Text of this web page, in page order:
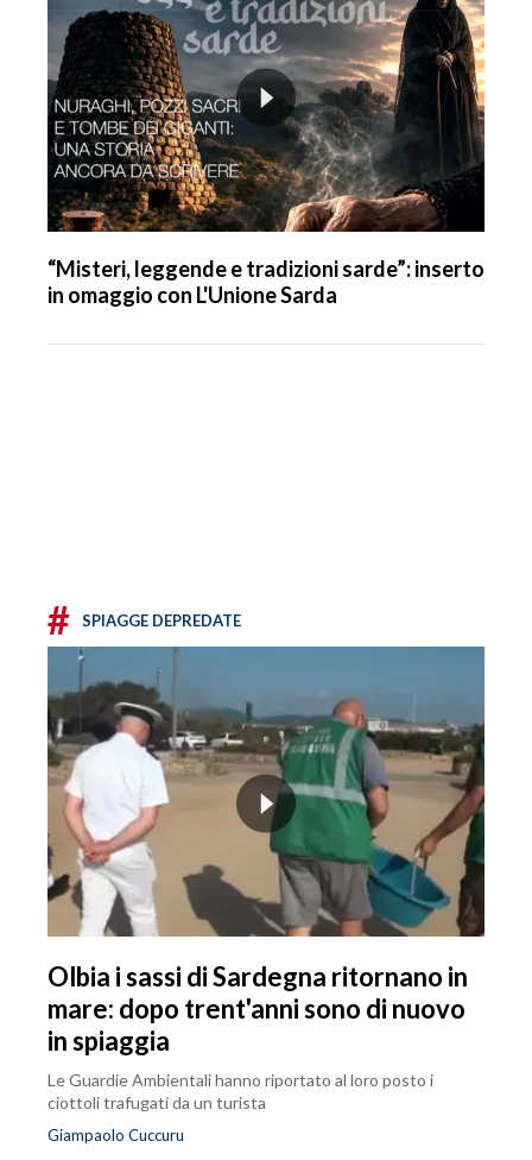
“Misteri, leggende e tradizioni sarde”: inserto
in omaggio con L'Unione Sarda
# SPIAGGE DEPREDATE
Olbia i sassi di Sardegna ritornano in
mare: dopo trent'anni sono di nuovo
in spiaggia
Le Guardie Ambientali hanno riportato al loro posto i
ciottoli trafugati da un turista
Giampaolo Cuccuru